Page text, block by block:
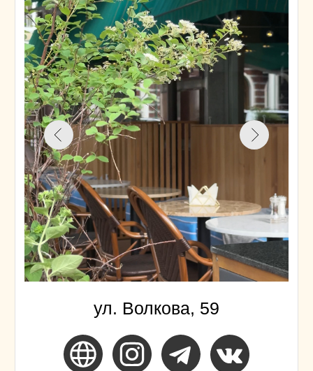
Преимущества:
Обновленное меню
с изысканными блюдами
европейской и средиземноморской
кухни.
Широкая винная карта— более
80 видов вин для ценителей.
Тихое место— идеальное место
для спокойного отдыха на свежем
воздухе.
Акция:
Скидка 10% именинникам
и комплимент в виде
десерта.